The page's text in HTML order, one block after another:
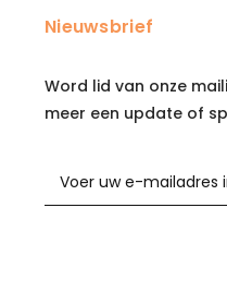
Nieuwsbrief
Word lid van onze
meer een update of